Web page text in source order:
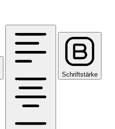
Schriftstärke